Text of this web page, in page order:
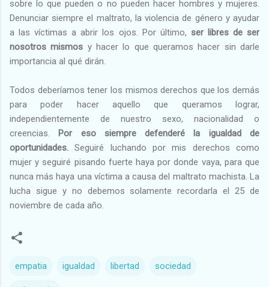
sobre lo que pueden o no pueden hacer hombres y mujeres.
Denunciar siempre el maltrato, la violencia de género y ayudar
a las víctimas a abrir los ojos. Por último, ser libres de ser
nosotros mismos y hacer lo que queramos hacer sin darle
importancia al qué dirán.
Todos deberíamos tener los mismos derechos que los demás
para poder hacer aquello que queramos lograr,
independientemente de nuestro sexo, nacionalidad o
creencias.
Por eso siempre defenderé la igualdad de
oportunidades. Seguiré luchando por mis derechos como
mujer y seguiré pisando fuerte haya por donde vaya, para que
nunca más haya una víctima a causa del maltrato machista. La
lucha sigue y no debemos solamente recordarla el 25 de
noviembre de cada año.
empatia igualdad libertad sociedad